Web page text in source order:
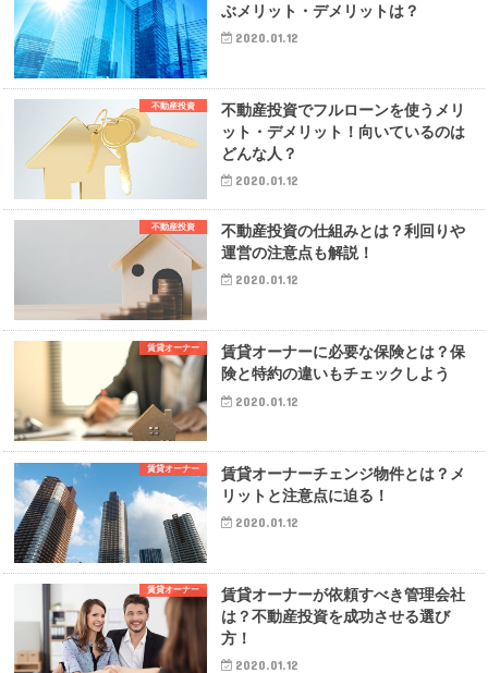
ぶメリット・デメリットは？
2020.01.12
不動産投資
不動産投資でフルローンを使うメリ
ット・デメリット！向いているのは
どんな人？
2020.01.12
不動産投資
不動産投資の仕組みとは？利回りや
運営の注意点も解説！
2020.01.12
賃貸オーナー
賃貸オーナーに必要な保険とは？保
険と特約の違いもチェックしよう
2020.01.12
賃貸オーナー
賃貸オーナーチェンジ物件とは？メ
リットと注意点に迫る！
2020.01.12
賃貸オーナー
賃貸オーナーが依頼すべき管理会社
は？不動産投資を成功させる選び
方！
2020.01.12